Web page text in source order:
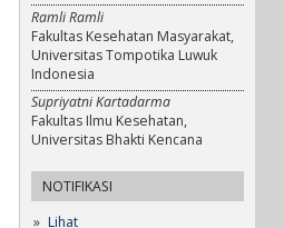
Ramli Ramli
Fakultas Kesehatan Masyarakat,
Universitas Tompotika Luwuk
Indonesia
Supriyatni Kartadarma
Fakultas Ilmu Kesehatan,
Universitas Bhakti Kencana
NOTIFIKASI
Lihat